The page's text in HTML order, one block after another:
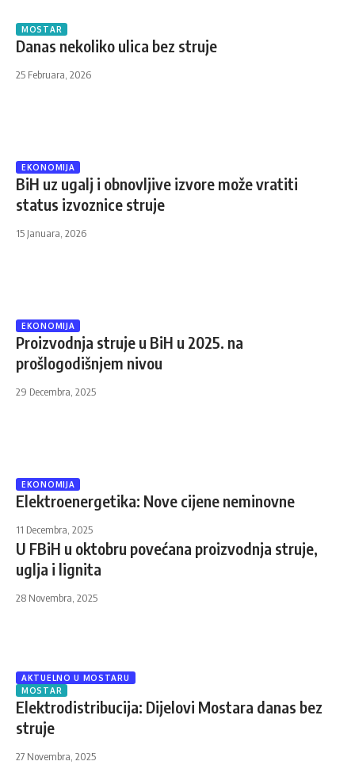
MOSTAR
Danas nekoliko ulica bez struje
25 Februara, 2026
EKONOMIJA
BiH uz ugalj i obnovljive izvore može vratiti
status izvoznice struje
15 Januara, 2026
EKONOMIJA
Proizvodnja struje u BiH u 2025. na
prošlogodišnjem nivou
29 Decembra, 2025
EKONOMIJA
Elektroenergetika: Nove cijene neminovne
11 Decembra, 2025
U FBiH u oktobru povećana proizvodnja struje,
uglja i lignita
28 Novembra, 2025
AKTUELNO U MOSTARU
MOSTAR
Elektrodistribucija: Dijelovi Mostara danas bez
struje
27 Novembra, 2025